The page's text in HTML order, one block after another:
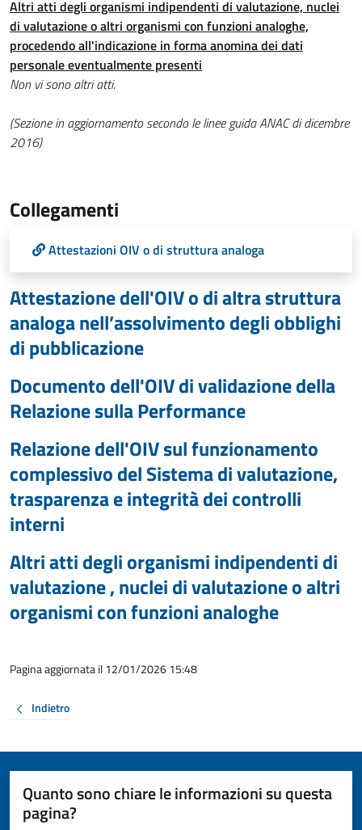
Altri atti degli organismi indipendenti di valutazione, nuclei
di valutazione o altri organismi con funzioni analoghe,
procedendo all'indicazione in forma anomina dei dati
personale eventualmente presenti
Non vi sono altri atti.
(Sezione in aggiornamento secondo le linee guida ANAC di dicembre
2016)
Collegamenti
Attestazioni OIV o di struttura analoga
Attestazione dell'OIV o di altra struttura
analoga nell’assolvimento degli obblighi
di pubblicazione
Documento dell'OIV di validazione della
Relazione sulla Performance
Relazione dell'OIV sul funzionamento
complessivo del Sistema di valutazione,
trasparenza e integrità dei controlli
interni
Altri atti degli organismi indipendenti di
valutazione , nuclei di valutazione o altri
organismi con funzioni analoghe
Pagina aggiornata il 12/01/2026 15:48
Indietro
Quanto sono chiare le informazioni su questa
pagina?